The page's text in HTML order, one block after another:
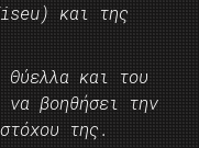
και της
Θύελλα και του
να βοηθήσει την
της.